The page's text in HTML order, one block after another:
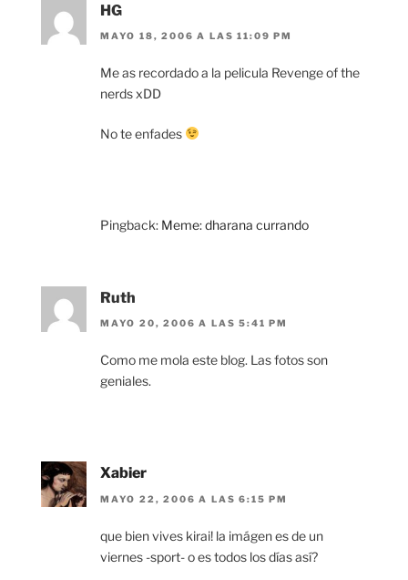
HG
MAYO 18, 2006 A LAS 11:09 PM
Me as recordado a la pelicula Revenge of the
nerds xDD
No te enfades
Pingback: Meme: dharana currando
Ruth
MAYO 20, 2006 A LAS 5:41 PM
Como me mola este blog. Las fotos son
geniales.
Xabier
MAYO 22, 2006 A LAS 6:15 PM
que bien vives kirai! la imágen es de un
viernes -sport- o es todos los días así?